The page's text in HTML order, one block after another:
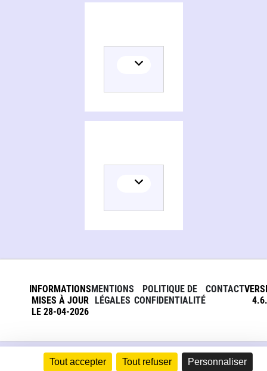
Tout accepter Tout refuser Personnaliser
INFORMATIONS
MISES À JOUR
LE 28-04-2026
MENTIONS
LÉGALES
POLITIQUE DE
CONFIDENTIALITÉ
CONTACT